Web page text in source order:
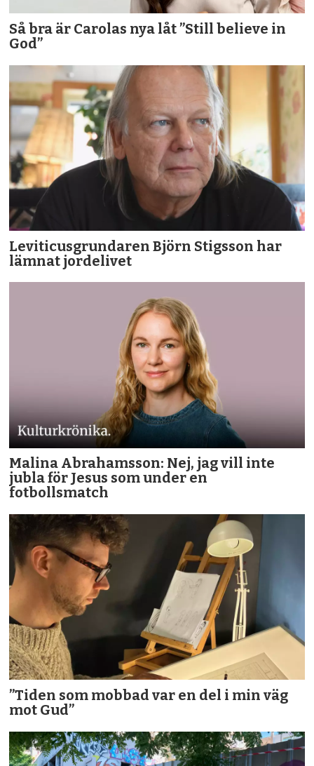
Så bra är Carolas nya låt ”Still believe in
God”
Leviticusgrundaren Björn Stigsson har
lämnat jordelivet
Malina Abrahamsson: Nej, jag vill inte
jubla för Jesus som under en
fotbollsmatch
”Tiden som mobbad var en del i min väg
mot Gud”